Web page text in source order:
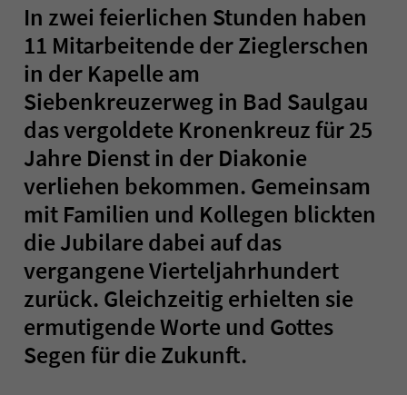
In zwei feierlichen Stunden haben
11 Mitarbeitende der Zieglerschen
in der Kapelle am
Siebenkreuzerweg in Bad Saulgau
das vergoldete Kronenkreuz für 25
Jahre Dienst in der Diakonie
verliehen bekommen. Gemeinsam
mit Familien und Kollegen blickten
die Jubilare dabei auf das
vergangene Vierteljahrhundert
zurück. Gleichzeitig erhielten sie
ermutigende Worte und Gottes
Segen für die Zukunft.